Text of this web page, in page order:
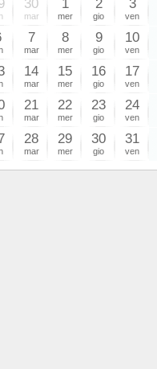
30
mar
1
mer
2
gio
3
ven
7
mar
8
mer
9
gio
10
ven
14
mar
15
mer
16
gio
17
ven
21
mar
22
mer
23
gio
24
ven
28
mar
29
mer
30
gio
31
ven